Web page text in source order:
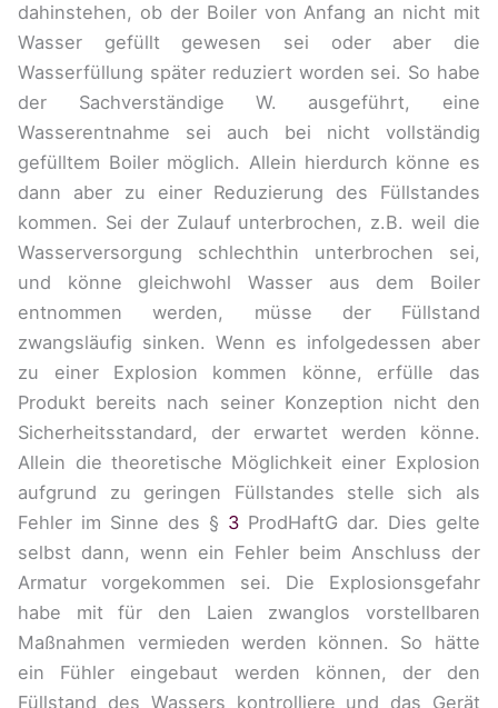
dahinstehen, ob der Boiler von Anfang an nicht mit
Wasser gefüllt gewesen sei oder aber die
Wasserfüllung später reduziert worden sei. So habe
der Sachverständige W. ausgeführt, eine
Wasserentnahme sei auch bei nicht vollständig
gefülltem Boiler möglich. Allein hierdurch könne es
dann aber zu einer Reduzierung des Füllstandes
kommen. Sei der Zulauf unterbrochen, z.B. weil die
Wasserversorgung schlechthin unterbrochen sei,
und könne gleichwohl Wasser aus dem Boiler
entnommen werden, müsse der Füllstand
zwangsläufig sinken. Wenn es infolgedessen aber
zu einer Explosion kommen könne, erfülle das
Produkt bereits nach seiner Konzeption nicht den
Sicherheitsstandard, der erwartet werden könne.
Allein die theoretische Möglichkeit einer Explosion
aufgrund zu geringen Füllstandes stelle sich als
Fehler im Sinne des § 3ProdHaftG dar. Dies gelte
selbst dann, wenn ein Fehler beim Anschluss der
Armatur vorgekommen sei. Die Explosionsgefahr
habe mit für den Laien zwanglos vorstellbaren
Maßnahmen vermieden werden können. So hätte
ein Fühler eingebaut werden können, der den
Füllstand des Wassers kontrolliere und das Gerät